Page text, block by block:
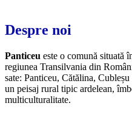
Despre noi
Panticeu este o comună situată
regiunea Transilvania din
sate: Panticeu, Cătălina,
un peisaj rural tipic ardelean,
multiculturalitate.